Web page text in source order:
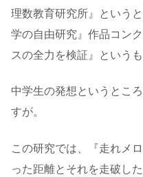
理数教育研究所』という
学の自由研究』作品コン
スの全力を検証』という
中学生の発想というとこ
すが。
この研究では、『走れメ
った距離とそれを走破し